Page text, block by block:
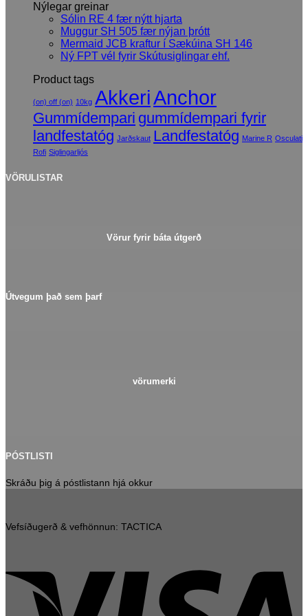
Nýlegar greinar
Sólin RE 4 fær nýtt hjarta
Muggur SH 505 fær nýjan þrótt
Mermaid JCB kraftur í Sækúina SH 146
Ný FPT vél fyrir Skútusiglingar ehf.
Product tags
(on) off (on) 10kg AkkeriAnchor
Gummídempari gummídempari fyrir
landfestatóg Jarðskaut Landfestatóg Marine R Osculati
Rofi Siglingarljós
VÖRULISTAR
Vörur fyrir báta útgerð
Útvegum það sem þarf
vörumerki
PÓSTLISTI
Skráðu þig á póstlistann hjá okkur
Vefsíðugerð & vefhönnun: TACTICA